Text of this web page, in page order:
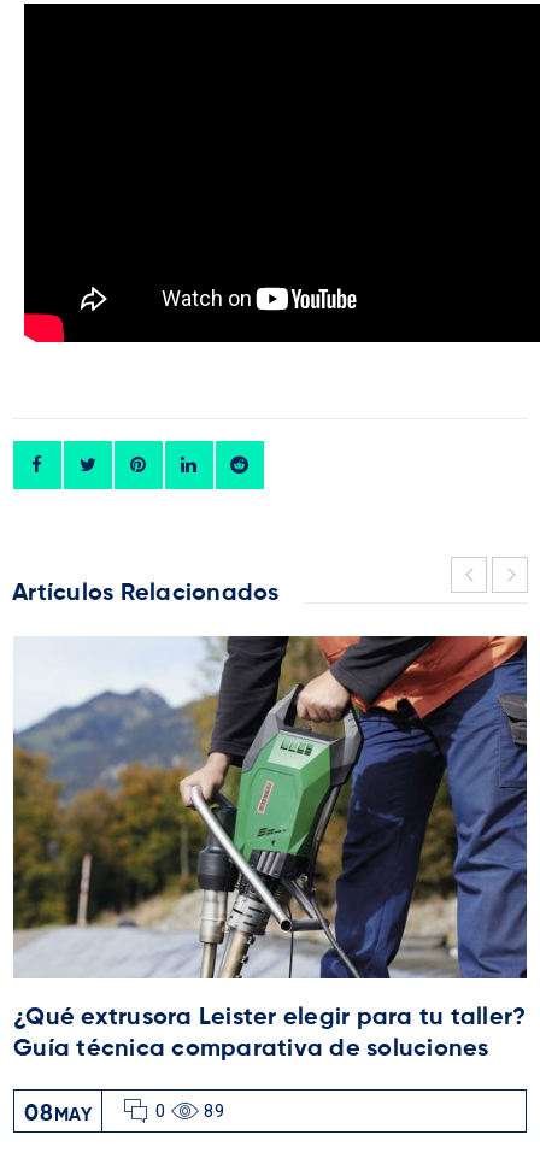
Artículos Relacionados
¿Qué extrusora Leister elegir para tu taller?
Guía técnica comparativa de soluciones
08 MAY 0 89